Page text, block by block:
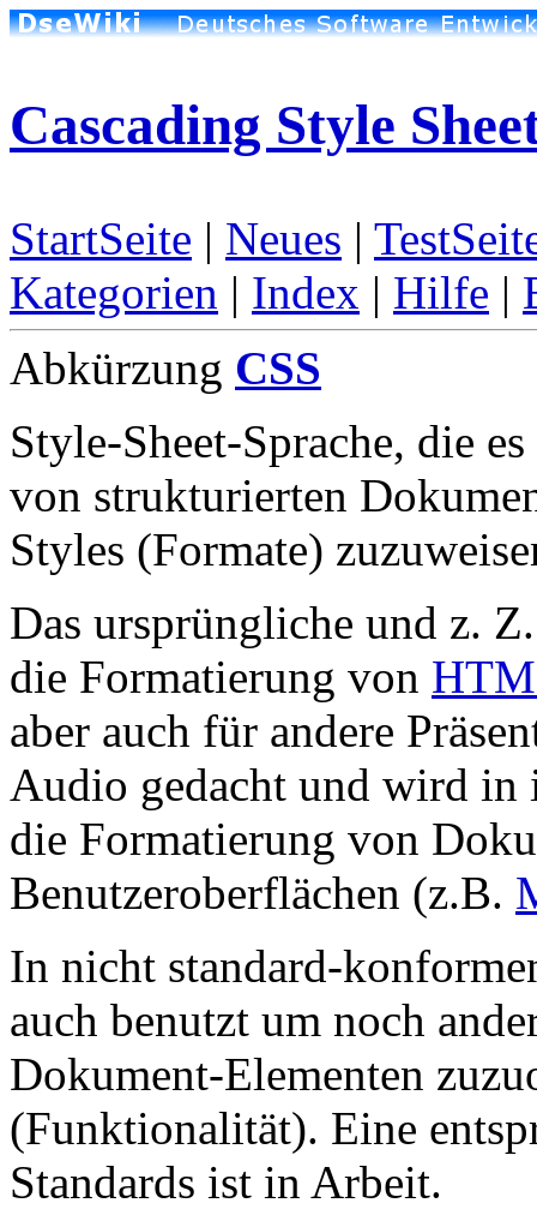
Cascading Style
StartSeite | Neues |
Kategorien | Index | Hilfe |
Abkürzung CSS
Style-Sheet-Sprache, die
von strukturierten
Styles (Formate)
Das ursprüngliche und z.
die Formatierung von
aber auch für andere
Audio gedacht und wird in
die Formatierung von
Benutzeroberflächen (z.B.
In nicht standard-
auch benutzt um noch
Dokument-Elementen
(Funktionalität). Eine
Standards ist in Arbeit.